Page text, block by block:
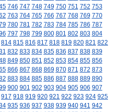
746 747 748 749 750 751 752 753
763 764 765 766 767 768 769 770
780 781 782 783 784 785 786 787
797 798 799 800 801 802 803 804
814 815 816 817 818 819 820 821 822
832 833 834 835 836 837 838 839
849 850 851 852 853 854 855 856
866 867 868 869 870 871 872 873
883 884 885 886 887 888 889 890
900 901 902 903 904 905 906 907
917 918 919 920 921 922 923 924 925
935 936 937 938 939 940 941 942